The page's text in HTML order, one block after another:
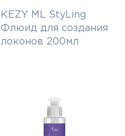
KEZY ML StyLing
Флюид для создания
локонов 200мл